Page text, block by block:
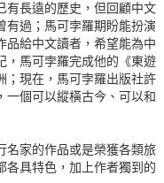
有長遠的歷史，但回顧中文
有過；馬可孛羅期盼能扮演
品給中文讀者，希望能為中
，馬可孛羅完成他的《東遊
；現在，馬可孛羅出版社許
一個可以縱橫古今、可以和
名家的作品或是榮獲各類旅
各具特色，加上作者獨到的